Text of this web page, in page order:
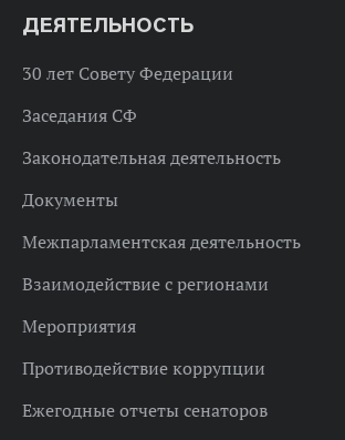
ДЕЯТЕЛЬНОСТЬ
30 лет Совету Федерации
Заседания СФ
Законодательная деятельность
Документы
Межпарламентская деятельность
Взаимодействие с регионами
Мероприятия
Противодействие коррупции
Ежегодные отчеты сенаторов